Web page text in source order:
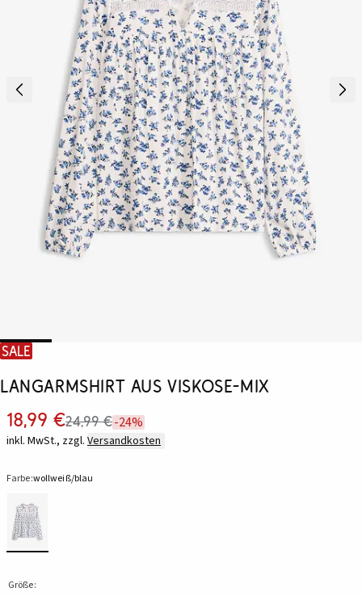
SALE
Langarmshirt aus Viskose-Mix
18,99 €24,99 €-24%
inkl. MwSt., zzgl. Versandkosten
Farbe:wollweiß/blau
Größe: